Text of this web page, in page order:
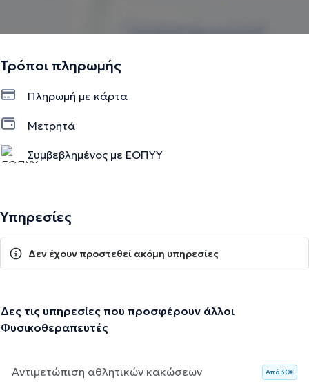
Τρόποι πληρωμής
Πληρωμή με κάρτα
Μετρητά
Συμβεβλημένος με ΕΟΠΥΥ
Υπηρεσίες
Δεν έχουν προστεθεί ακόμη υπηρεσίες
Δες τις υπηρεσίες που προσφέρουν άλλοι
Φυσικοθεραπευτές
Αντιμετώπιση αθλητικών κακώσεων Aπό 30€